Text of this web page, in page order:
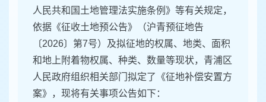
人民共和国土地管理法实施条例》等有关规定，
依据《征收土地预公告》（沪青预征地告
〔2026〕第7号）及拟征地的权属、地类、面积
和地上附着物权属、种类、数量等现状，青浦区
人民政府组织相关部门拟定了《征地补偿安置方
案》，现将有关事项公告如下：